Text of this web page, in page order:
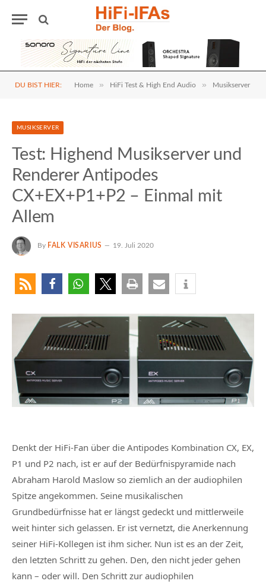
DU BIST HIER: Home » HiFi Test & High End Audio » Musikserver
MUSIKSERVER
Test: Highend Musikserver und
Renderer Antipodes
CX+EX+P1+P2 – Einmal mit
Allem
By FALK VISARIUS 19. Juli 2020
Denkt der HiFi-Fan über die Antipodes Kombination CX, EX,
P1 und P2 nach, ist er auf der Bedürfnispyramide nach
Abraham Harold Maslow so ziemlich an der audiophilen
Spitze angekommen. Seine musikalischen
Grundbedürfnisse hat er längst gedeckt und mittlerweile
weit hinter sich gelassen. Er ist vernetzt, die Anerkennung
seiner HiFi-Kollegen ist ihm sicher. Nun ist es an der Zeit,
den letzten Schritt zu gehen. Den, den nicht jeder gehen
kann – oder will. Den Schritt zur audiophilen